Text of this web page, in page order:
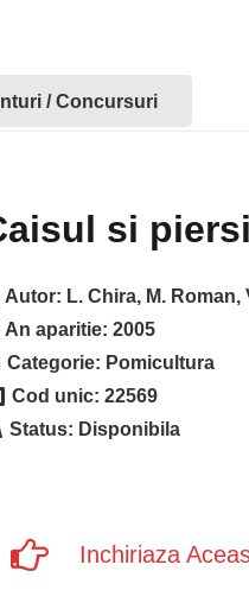
/ Concursuri
si
Autor: L. Chira, M. Roman,
An aparitie:2005
Categorie: Pomicultura
Cod unic:22569
Status: Disponibila
Inchiriaza